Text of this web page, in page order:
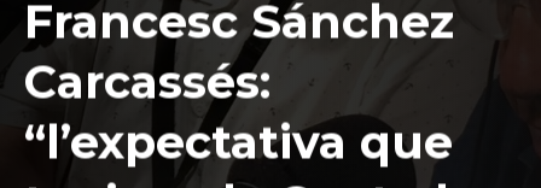
Francesc Sánchez
Carcassés:
“l’expectativa que